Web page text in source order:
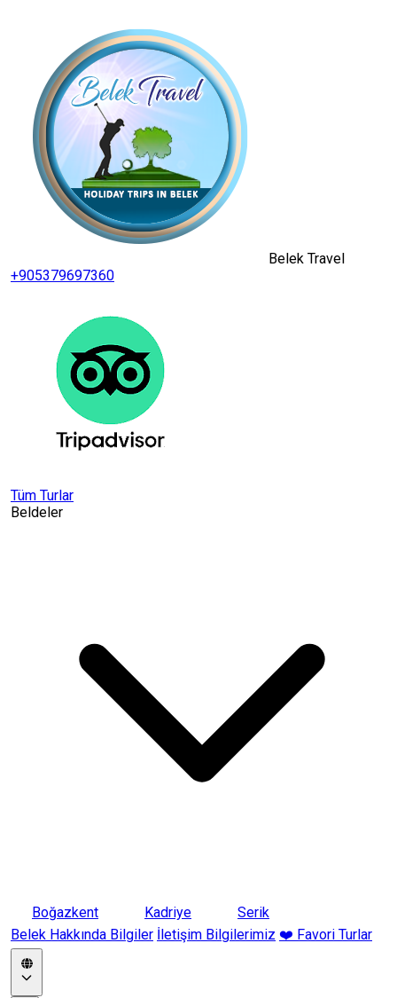
Belek Travel
+905379697360
Tüm Turlar
Beldeler
Boğazkent Kadriye
Serik
Belek Hakkında Bilgiler İletişim Bilgilerimiz ❤️ Favori Turlar